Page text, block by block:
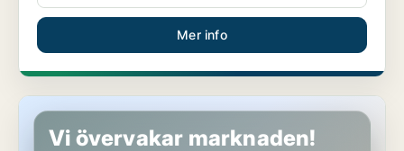
Mer info
Lägenhet i Umeå
Vi övervakar marknaden!